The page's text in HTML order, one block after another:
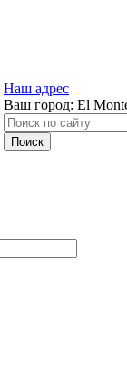
Наш адрес
Ваш город: El